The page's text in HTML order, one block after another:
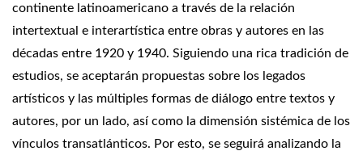
continente latinoamericano a través de la relación
intertextual e interartística entre obras y autores en las
décadas entre 1920 y 1940. Siguiendo una rica tradición de
estudios, se aceptarán propuestas sobre los legados
artísticos y las múltiples formas de diálogo entre textos y
autores, por un lado, así como la dimensión sistémica de los
vínculos transatlánticos. Por esto, se seguirá analizando la